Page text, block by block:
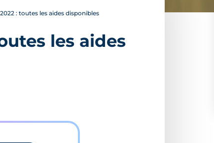
: toutes les aides disponibles
les aides